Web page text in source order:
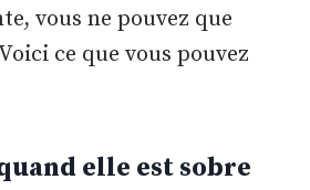
vous ne pouvez que
ce que vous pouvez
elle est sobre